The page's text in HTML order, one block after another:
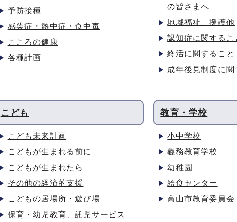
予防接種
感染症・熱中症・食中毒
こころの健康
各種計画
の皆さまへ
地域福祉、援護他
認知症に関するこ
終活に関すること
成年後見制度に関
こども
こども未来計画
こどもが生まれる前に
こどもが生まれたら
その他の経済的支援
こどもの居場所・遊び場
保育・幼児教育、託児サービス
教育・学校
小中学校
義務教育学校
幼稚園
給食センター
高山市教育委員会